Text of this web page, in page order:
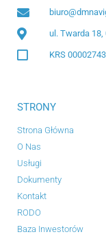
ul. Twarda 18,
KRS
STRONY
Strona Główna
O Nas
Usługi
Dokumenty
Kontakt
RODO
Baza Inwestorów